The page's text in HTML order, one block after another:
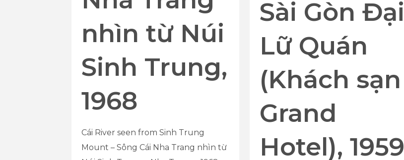
nhìn từ Núi
Sinh Trung,
1968
Cái River seen from Sinh Trung
Mount – Sông Cái Nha Trang nhìn từ
Sài Gòn Đại
Lữ Quán
(Khách sạn
Grand
Hotel), 1959